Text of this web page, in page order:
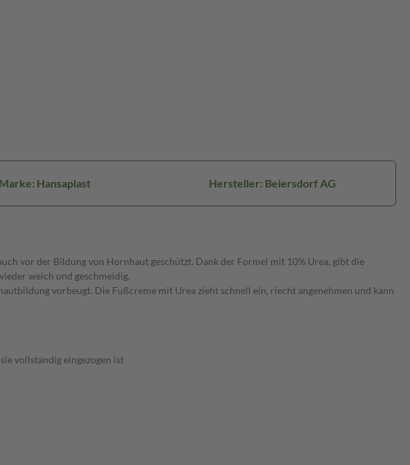
Marke: Hansaplast Hersteller: Beiersdorf AG
vor der Bildung von Hornhaut geschützt. Dank der Formel mit 10% Urea, gibt die
weich und geschmeidig.
vorbeugt. Die Fußcreme mit Urea zieht schnell ein, riecht angenehmen und kann
vollständig eingezogen ist